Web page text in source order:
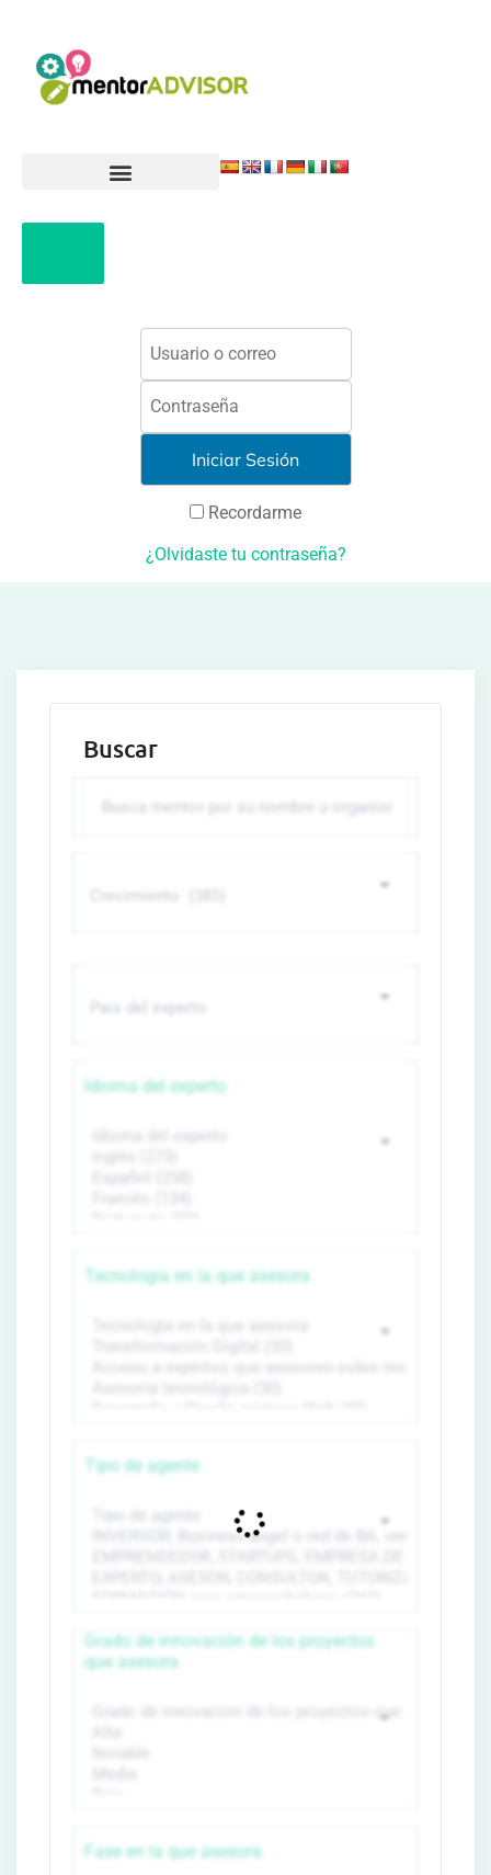
Recordarme
¿Olvidaste tu contraseña?
Buscar
Idioma del experto
Tecnología en la que asesora
Tipo de agente
Grado de innovación de los proyectos
que asesora
Fase en la que asesora